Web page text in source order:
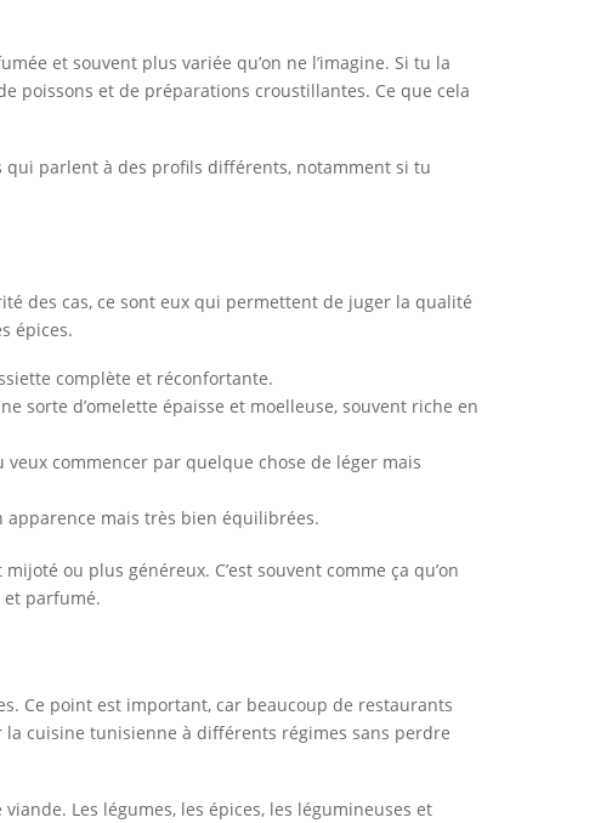
et souvent plus variée qu’on ne l’imagine. Si tu la
poissons et de préparations croustillantes. Ce que cela
qui parlent à des profils différents, notamment si tu
des cas, ce sont eux qui permettent de juger la qualité
épices.
complète et réconfortante.
sorte d’omelette épaisse et moelleuse, souvent riche en
commencer par quelque chose de léger mais
apparence mais très bien équilibrées.
ou plus généreux. C’est souvent comme ça qu’on
et parfumé.
Ce point est important, car beaucoup de restaurants
la cuisine tunisienne à différents régimes sans perdre
Les légumes, les épices, les légumineuses et